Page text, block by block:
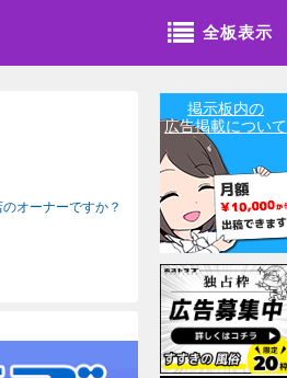
全板表示
オーナーですか？
掲示板内の
広告掲載について